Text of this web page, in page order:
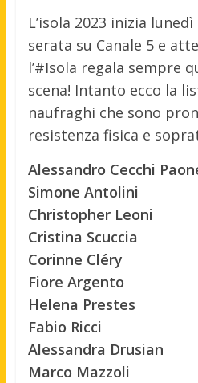
L’isola 2023 inizia
serata su Canale 5 e
l’#Isola regala sempre
scena! Intanto ecco la
naufraghi che sono
resistenza fisica e
Alessandro Cecchi
Simone Antolini
Christopher Leoni
Cristina Scuccia
Corinne Cléry
Fiore Argento
Helena Prestes
Fabio Ricci
Alessandra Drusian
Marco Mazzoli